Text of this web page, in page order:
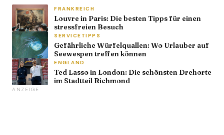
FRANKREICH
Louvre in Paris: Die besten Tipps für einen
stressfreien Besuch
SERVICETIPPS
Gefährliche Würfelquallen: Wo Urlauber auf
Seewespen treffen können
ENGLAND
Ted Lasso in London: Die schönsten Drehorte
im Stadtteil Richmond
ANZEIGE